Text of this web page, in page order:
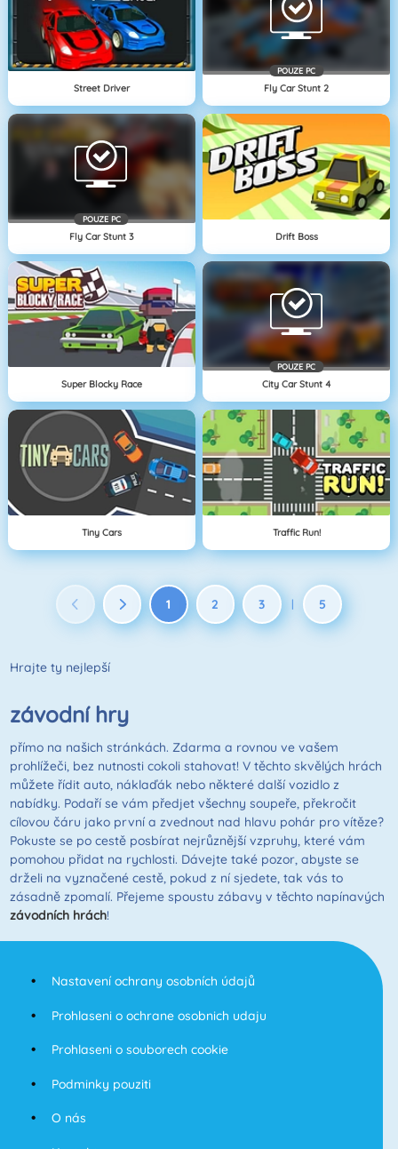
Street Driver
POUZE PC
Fly Car Stunt 2
POUZE PC
Fly Car Stunt 3 Drift Boss
Super Blocky Race
POUZE PC
City Car Stunt 4
Tiny Cars Traffic Run!
1 2 3 | 5
Hrajte ty nejlepší
závodní hry
přímo na našich stránkách. Zdarma a rovnou ve vašem
prohlížeči, bez nutnosti cokoli stahovat! V těchto skvělých hrách
můžete řídit auto, náklaďák nebo některé další vozidlo z
nabídky. Podaří se vám předjet všechny soupeře, překročit
cílovou čáru jako první a zvednout nad hlavu pohár pro vítěze?
Pokuste se po cestě posbírat nejrůznější vzpruhy, které vám
pomohou přidat na rychlosti. Dávejte také pozor, abyste se
drželi na vyznačené cestě, pokud z ní sjedete, tak vás to
zásadně zpomalí. Přejeme spoustu zábavy v těchto napínavých
závodních hrách!
Nastavení ochrany osobních údajů
Prohlaseni o ochrane osobnich udaju
Prohlaseni o souborech cookie
Podminky pouziti
O nás